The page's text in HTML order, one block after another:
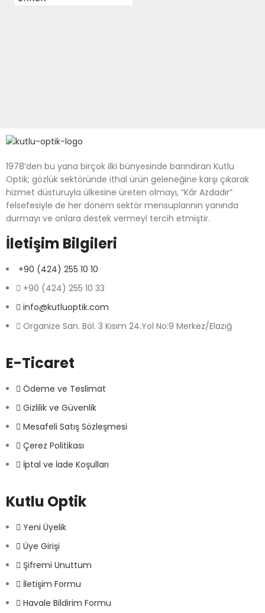
1978’den bu yana birçok ilki bünyesinde barındıran Kutlu
Optik; gözlük sektöründe ithal ürün geleneğine karşı çıkarak
hizmet düsturuyla ülkesine üreten olmayı, “Kâr Azdadır”
felsefesiyle de her dönem sektör mensuplarının yanında
durmayı ve onlara destek vermeyi tercih etmiştir.
İletişim Bilgileri
+90 (424) 255 10 10
+90 (424) 255 10 33
info@kutluoptik.com
Organize San. Böl. 3 Kısım 24.Yol No:9 Merkez/Elazığ
E-Ticaret
Ödeme ve Teslimat
Gizlilik ve Güvenlik
Mesafeli Satış Sözleşmesi
Çerez Politikası
İptal ve İade Koşulları
Kutlu Optik
Yeni Üyelik
Üye Girişi
Şifremi Unuttum
İletişim Formu
Havale Bildirim Formu